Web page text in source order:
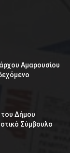
Αμαρουσίου
του Δήμου
Σύμβουλο